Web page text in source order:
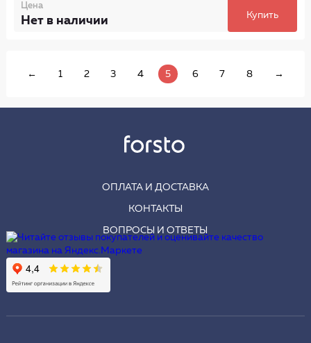
Цена
Нет в наличии Купить
← 1 2 3 4 5 6 7 8 →
ОПЛАТА И ДОСТАВКА
КОНТАКТЫ
ВОПРОСЫ И ОТВЕТЫ